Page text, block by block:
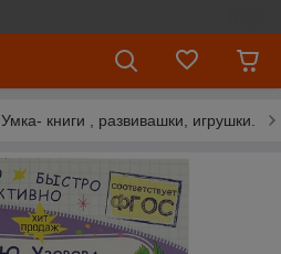
Умка- книги , развивашки, игрушки.